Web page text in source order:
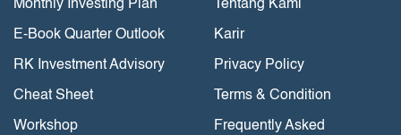
Monthly Investing Plan
E-Book Quarter Outlook
RK Investment Advisory
Cheat Sheet
Workshop
Tentang Kami
Karir
Privacy Policy
Terms & Condition
Frequently Asked